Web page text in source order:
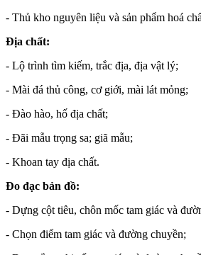
- Thủ kho nguyên liệu và sản phẩm hoá
Địa chất:
- Lộ trình tìm kiếm, trắc địa, địa vật lý;
- Mài đá thủ công, cơ giới, mài lát mỏng;
- Đào hào, hố địa chất;
- Đãi mẫu trọng sa; giã mẫu;
- Khoan tay địa chất.
Đo đạc bản đồ:
- Dựng cột tiêu, chôn mốc tam giác và
- Chọn điểm tam giác và đường chuyền;